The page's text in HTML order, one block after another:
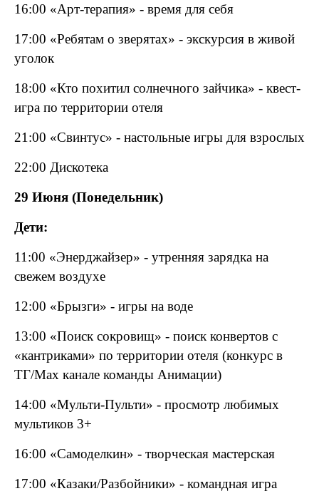
16:00 «Арт-терапия» - время для себя
17:00 «Ребятам о зверятах» - экскурсия в живой
уголок
18:00 «Кто похитил солнечного зайчика» - квест-
игра по территории отеля
21:00 «Свинтус» - настольные игры для взрослых
22:00 Дискотека
29 Июня (Понедельник)
Дети:
11:00 «Энерджайзер» - утренняя зарядка на
свежем воздухе
12:00 «Брызги» - игры на воде
13:00 «Поиск сокровищ» - поиск конвертов с
«кантриками» по территории отеля (конкурс в
ТГ/Max канале команды Анимации)
14:00 «Мульти-Пульти» - просмотр любимых
мультиков 3+
16:00 «Самоделкин» - творческая мастерская
17:00 «Казаки/Разбойники» - командная игра